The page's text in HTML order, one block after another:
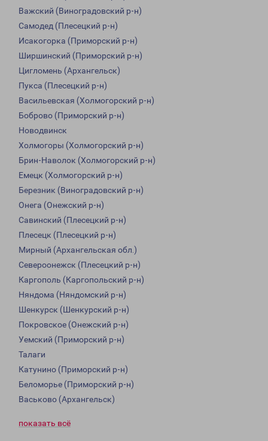
Важский (Виноградовский р-н)
Самодед (Плесецкий р-н)
Исакогорка (Приморский р-н)
Ширшинский (Приморский р-н)
Цигломень (Архангельск)
Пукса (Плесецкий р-н)
Васильевская (Холмогорский р-н)
Боброво (Приморский р-н)
Новодвинск
Холмогоры (Холмогорский р-н)
Брин-Наволок (Холмогорский р-н)
Емецк (Холмогорский р-н)
Березник (Виноградовский р-н)
Онега (Онежский р-н)
Савинский (Плесецкий р-н)
Плесецк (Плесецкий р-н)
Мирный (Архангельская обл.)
Североонежск (Плесецкий р-н)
Каргополь (Каргопольский р-н)
Няндома (Няндомский р-н)
Шенкурск (Шенкурский р-н)
Покровское (Онежский р-н)
Уемский (Приморский р-н)
Талаги
Катунино (Приморский р-н)
Беломорье (Приморский р-н)
Васьково (Архангельск)
показать всё